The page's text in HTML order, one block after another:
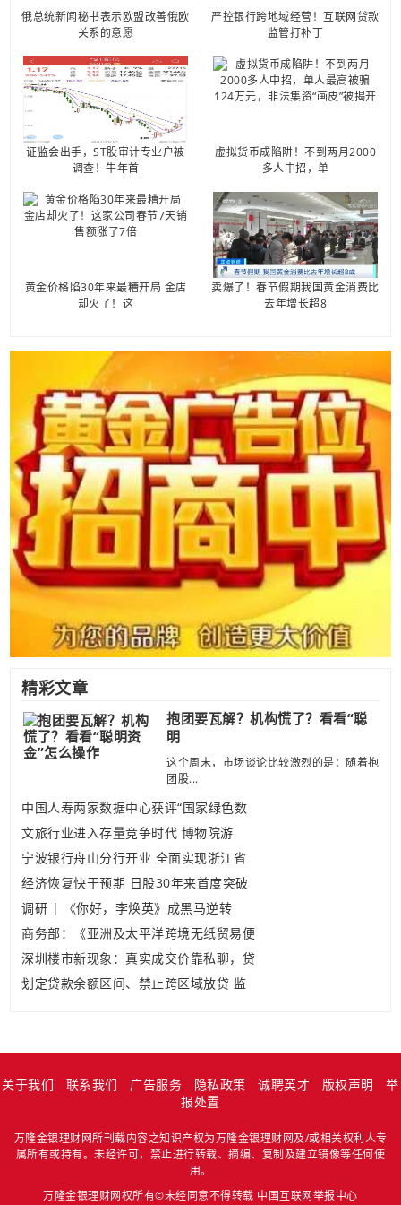
俄总统新闻秘书表示欧盟改善俄欧
关系的意愿
严控银行跨地域经营！互联网贷款
监管打补丁
证监会出手，ST股审计专业户被
调查！牛年首
虚拟货币成陷阱！不到两月2000
多人中招，单
黄金价格陷30年来最糟开局 金店
却火了！这
卖爆了！春节假期我国黄金消费比
去年增长超8
精彩文章
抱团要瓦解？机构慌了？看看“聪
明
这个周末，市场谈论比较激烈的是：随着抱
团股...
中国人寿两家数据中心获评“国家绿色数
文旅行业进入存量竞争时代 博物院游
宁波银行舟山分行开业 全面实现浙江省
经济恢复快于预期 日股30年来首度突破
调研 | 《你好，李焕英》成黑马逆转
商务部：《亚洲及太平洋跨境无纸贸易便
深圳楼市新现象：真实成交价靠私聊，贷
划定贷款余额区间、禁止跨区域放贷 监
关于我们 联系我们 广告服务 隐私政策 诚聘英才 版权声明
举
报处置
万隆金银理财网所刊载内容之知识产权为万隆金银理财网及/或相关权利人专
属所有或持有。未经许可，禁止进行转载、摘编、复制及建立镜像等任何使
用。
万隆金银理财网权所有©未经同意不得转载 中国互联网举报中心